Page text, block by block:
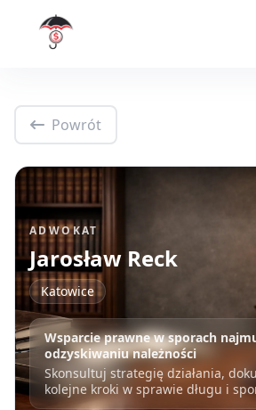
Powrót
ADWOKAT
Jarosław Reck
Katowice
Wsparcie prawne w sporach
odzyskiwaniu należności
Skonsultuj strategię działania,
kolejne kroki w sprawie długu i